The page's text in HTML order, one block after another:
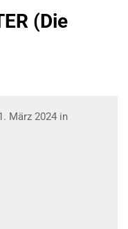
(Die
März 2024 in